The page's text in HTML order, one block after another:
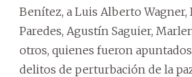
Benítez, a Luis Alberto Wagner,
Paredes, Agustín Saguier,
otros, quienes fueron
delitos de perturbación de la